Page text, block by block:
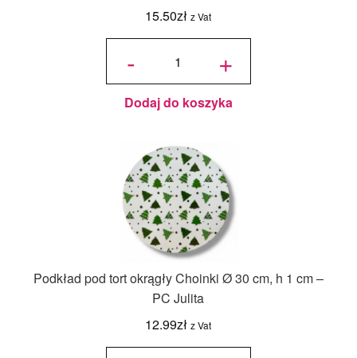
15.50zł z Vat
-
ilość Karton
36x36x45/30
cm Biały - 1
szt. +
Dodaj do koszyka
Podkład pod tort okrągły Choinki Ø 30 cm, h 1 cm –
PC Julita
12.99zł z Vat
ilość